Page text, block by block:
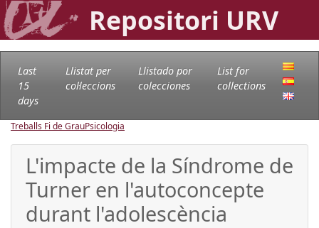
Repositori URV
Last
15
days
Llistat per
col·leccions
Llistado por
colecciones
List for
collections
Treballs Fi de GrauPsicologia
L'impacte de la Síndrome de
Turner en l'autoconcepte
durant l'adolescència